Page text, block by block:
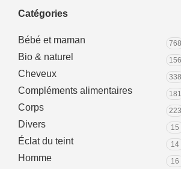
Catégories
Bébé et maman 768
Bio & naturel 156
Cheveux 338
Compléments alimentaires 181
Corps 223
Divers 15
Éclat du teint 14
Homme 16